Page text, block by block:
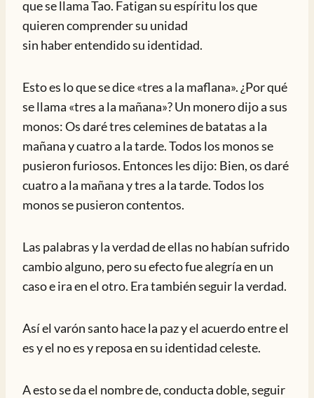
que se llama Tao. Fatigan su espíritu los que
quieren comprender su unidad
sin haber entendido su identidad.
Esto es lo que se dice «tres a la maflana». ¿Por qué
se llama «tres a la mañana»? Un monero dijo a sus
monos: Os daré tres celemines de batatas a la
mañana y cuatro a la tarde. Todos los monos se
pusieron furiosos. Entonces les dijo: Bien, os daré
cuatro a la mañana y tres a la tarde. Todos los
monos se pusieron contentos.
Las palabras y la verdad de ellas no habían sufrido
cambio alguno, pero su efecto fue alegría en un
caso e ira en el otro. Era también seguir la verdad.
Así el varón santo hace la paz y el acuerdo entre el
es y el no es y reposa en su identidad celeste.
A esto se da el nombre de, conducta doble, seguir